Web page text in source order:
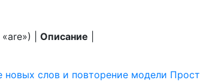
«are») | Описание
слов и повторение модели